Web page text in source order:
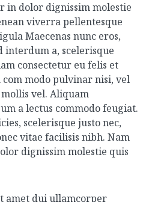
in dolor dignissim molestie
viverra pellentesque
Maecenas nunc eros,
interdum a, scelerisque
consectetur eu felis et
modo pulvinar nisi, vel
vel. Aliquam
a lectus commodo feugiat.
scelerisque justo nec,
vitae facilisis nibh. Nam
dignissim molestie quis
amet dui ullamcorper